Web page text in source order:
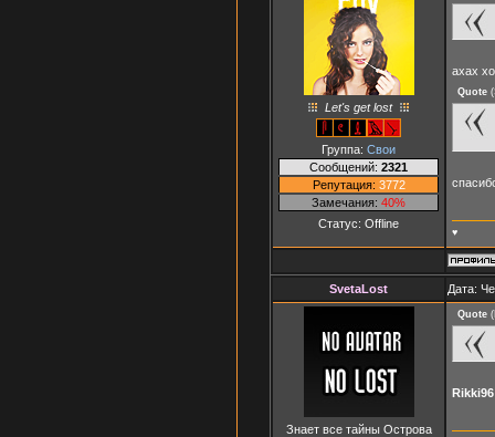
Let's get lost
Группа: Свои
Сообщений: 2321
Репутация: 3772
Замечания: 40%
Статус: Offline
ахах
Quote (
♥
SvetaLost Дата:
Знает все тайны Острова
Quote (
Rikki96